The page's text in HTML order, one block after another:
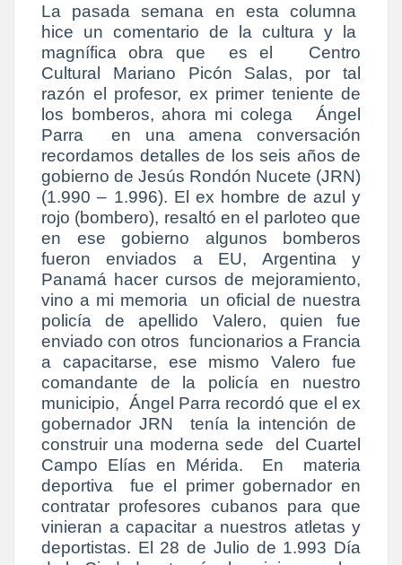
La pasada semana en esta columna
hice un comentario de la cultura y la
magnífica obra que es el Centro
Cultural Mariano Picón Salas, por tal
razón el profesor, ex primer teniente de
los bomberos, ahora mi colega Ángel
Parra en una amena conversación
recordamos detalles de los seis años de
gobierno de Jesús Rondón Nucete (JRN)
(1.990 – 1.996). El ex hombre de azul y
rojo (bombero), resaltó en el parloteo que
en ese gobierno algunos bomberos
fueron enviados a EU, Argentina y
Panamá hacer cursos de mejoramiento,
vino a mi memoria un oficial de nuestra
policía de apellido Valero, quien fue
enviado con otros funcionarios a Francia
a capacitarse, ese mismo Valero fue
comandante de la policía en nuestro
municipio, Ángel Parra recordó que el ex
gobernador JRN tenía la intención de
construir una moderna sede del Cuartel
Campo Elías en Mérida. En materia
deportiva fue el primer gobernador en
contratar profesores cubanos para que
vinieran a capacitar a nuestros atletas y
deportistas. El 28 de Julio de 1.993 Día